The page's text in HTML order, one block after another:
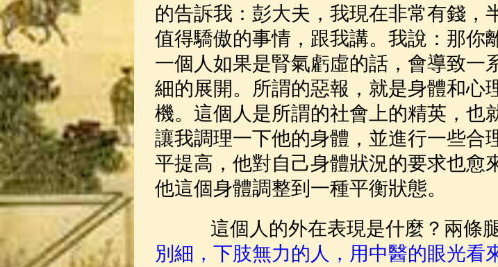
的告訴我：彭大夫，我現在非常有錢，
值得驕傲的事情，跟我講。我說：那你
一個人如果是腎氣虧虛的話，會導致一
細的展開。所謂的惡報，就是身體和心
機。這個人是所謂的社會上的精英，也
讓我調理一下他的身體，並進行一些合
平提高，他對自己身體狀況的要求也愈
他這個身體調整到一種平衡狀態。
這個人的外在表現是什麼？兩條腿
別細，下肢無力的人，用中醫的眼光看